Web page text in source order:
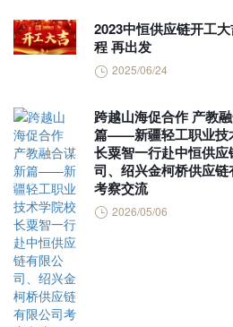
2023中恒供应链开工
程 再出发
2025/06/24
跨越山海促合作 产教
篇——新疆轻工职业技
长粟智一行赴中恒供应
司、绍兴金柯桥供应链
考察交流
2026/05/06